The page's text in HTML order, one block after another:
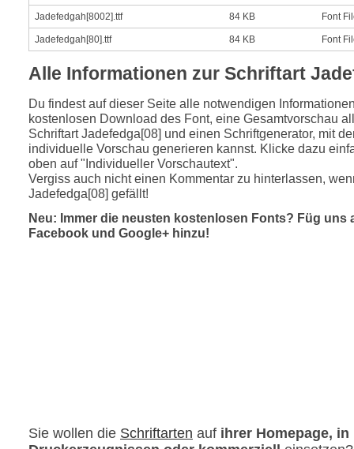
Jadefedgah[8002].ttf 84 KB Font
Jadefedgah[80].ttf 84 KB Font
Alle Informationen zur Schriftart
Du findest auf dieser Seite alle notwendigen
kostenlosen Download des Font, eine Gesamtvorschau
Schriftart Jadefedga[08] und einen Schriftgenerator, mit
individuelle Vorschau generieren kannst. Klicke dazu
oben auf "Individueller Vorschautext".
Vergiss auch nicht einen Kommentar zu hinterlassen,
Jadefedga[08] gefällt!
Neu: Immer die neusten kostenlosen Fonts? Füg uns
Facebook und Google+ hinzu!
Sie wollen die Schriftarten auf ihrer Homepage, in